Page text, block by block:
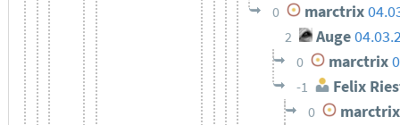
0 marctrix
2 Auge
0 marctrix
-1 Felix
0 marctrix